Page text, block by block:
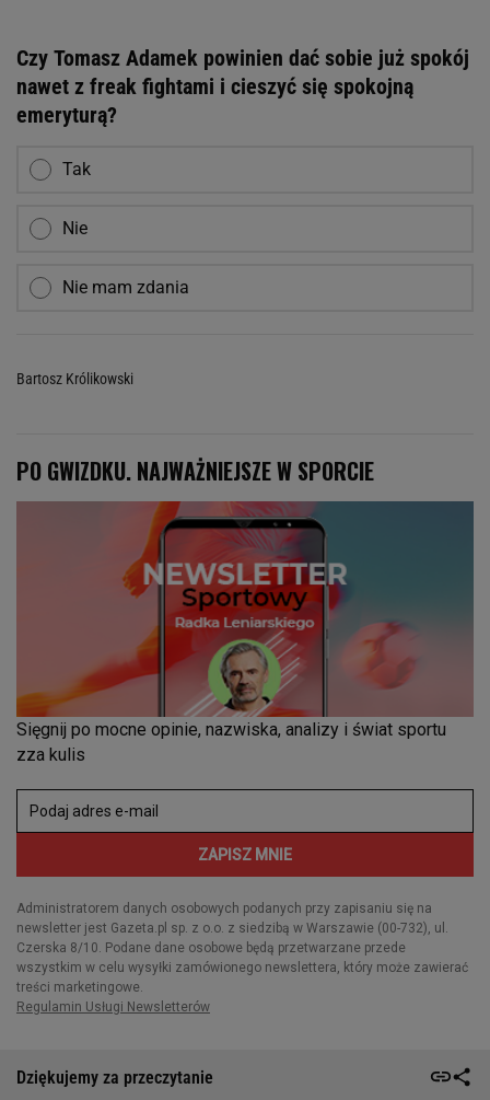
Czy Tomasz Adamek powinien dać sobie już spokój
nawet z freak fightami i cieszyć się spokojną
emeryturą?
Tak
Nie
Nie mam zdania
Bartosz Królikowski
Dziękujemy za przeczytanie